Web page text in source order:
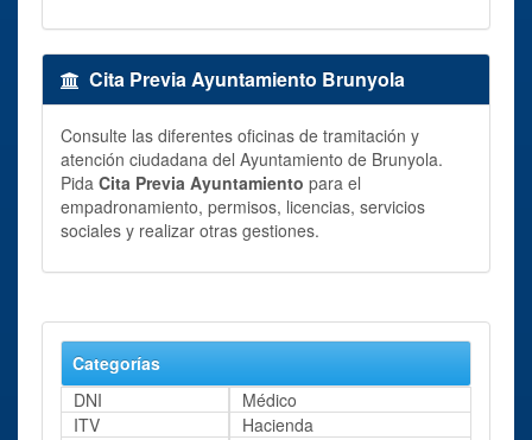
Cita Previa Ayuntamiento Brunyola
Consulte las diferentes oficinas de tramitación y
atención ciudadana del Ayuntamiento de Brunyola.
Pida Cita Previa Ayuntamiento para el
empadronamiento, permisos, licencias, servicios
sociales y realizar otras gestiones.
Categorías
DNI
Médico
ITV
Hacienda